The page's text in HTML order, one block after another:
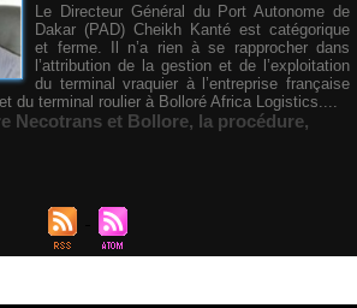
Le Directeur Général du Port Autonome de
Dakar (PAD) Cheikh Kanté est catégorique
et ferme. Il n’a rien à se rapprocher dans
l’attribution de la gestion et de l’exploitation
du terminal vraquier à l’entreprise française
du terminal roulier à Bolloré Africa Logistics....
Necotrans et Bollore, la procédure,